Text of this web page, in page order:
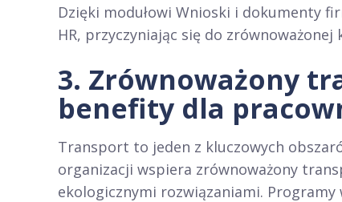
Dzięki modułowi Wnioski i dokumenty
HR, przyczyniając się do
3. Zrównoważony
benefity dla
Transport to jeden z kluczowych
organizacji wspiera zrównoważony
ekologicznymi rozwiązaniami. Programy